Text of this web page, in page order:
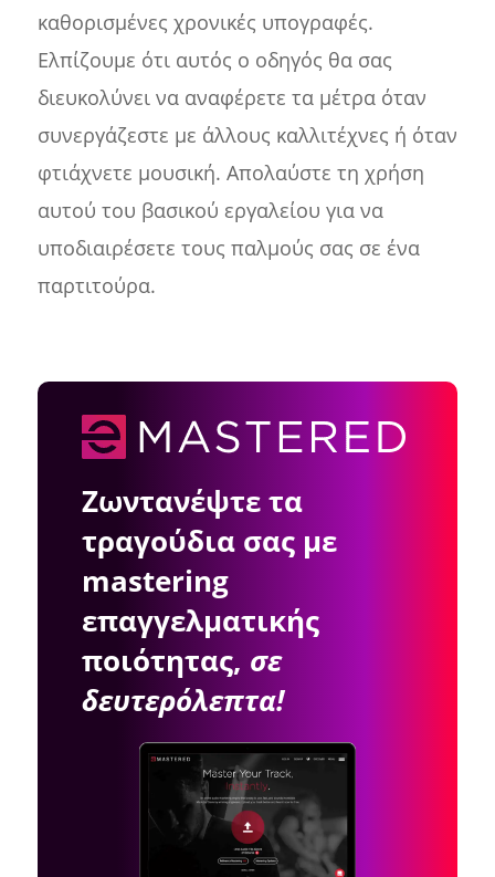
καθορισμένες χρονικές υπογραφές.
Ελπίζουμε ότι αυτός ο οδηγός θα σας
διευκολύνει να αναφέρετε τα μέτρα όταν
συνεργάζεστε με άλλους καλλιτέχνες ή όταν
φτιάχνετε μουσική. Απολαύστε τη χρήση
αυτού του βασικού εργαλείου για να
υποδιαιρέσετε τους παλμούς σας σε ένα
παρτιτούρα.
Ζωντανέψτε τα
τραγούδια σας με
mastering
επαγγελματικής
ποιότητας, σε
δευτερόλεπτα!